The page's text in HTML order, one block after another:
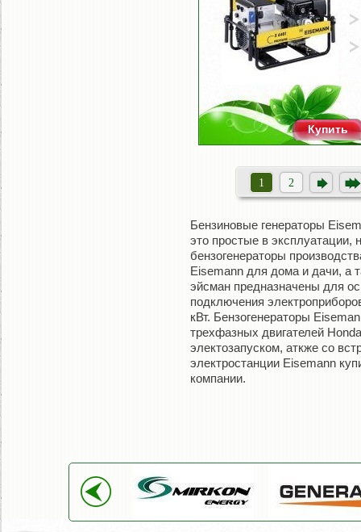
Купить
1 2
Бензиновые генераторы
это простые в эксплуатации,
бензогенераторы
Eisemann для дома и дачи, а
эйсман предназначены для
подключения
кВт. Бензогенераторы
трехфазных двигателей
электозапуском, аткже со
электростанции Eisemann
компании.